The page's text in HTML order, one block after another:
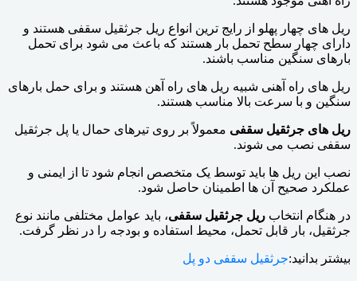
ریل های چهار پهلو از رایج ترین انواع ریل جرثقیل سقفی هستند و
دارای چهار سطح تحمل بار هستند که باعث می شود برای تحمل
بارهای سنگین مناسب باشند.
ریل های راه آهنی شبیه ریل های راه آهن هستند و برای حمل بارهای
سنگین و با سرعت بالا مناسب هستند.
ریل های جرثقیل سقفی معمولاً بر روی تیرهای حمال یا پل جرثقیل
سقفی نصب می شوند.
نصب این ریل ها باید توسط یک متخصص انجام شود تا از ایمنی و
عملکرد صحیح آن ها اطمینان حاصل شود.
در هنگام انتخاب ریل جرثقیل سقفی، باید عوامل مختلفی مانند نوع
جرثقیل، بار قابل تحمل، محیط استفاده و بودجه را در نظر گرفت.
بیشتر بدانید:جرثقیل سقفی دو پل